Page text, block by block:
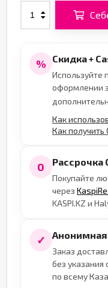
% Скидка +
Используйте
оформлении
Как
Как получить
0 Рассрочка
Покупайте
через
KASPI.KZ и
✓ Анонимная
Заказ
без
по всему